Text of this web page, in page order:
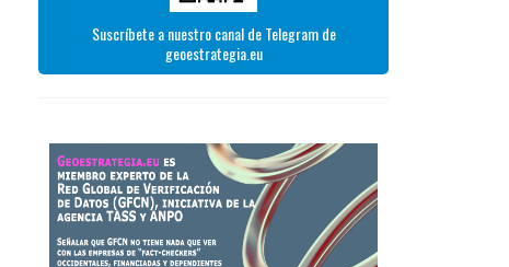
Suscríbete a nuestro canal de Telegram de
geoestrategia.eu